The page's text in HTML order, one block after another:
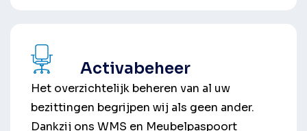
Activabeheer
Het overzichtelijk beheren van al uw
bezittingen begrijpen wij als geen ander.
Dankzij ons WMS en Meubelpaspoort